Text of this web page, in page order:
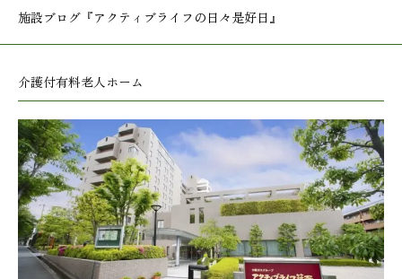
施設ブログ 『アクティブライフの日々是好日』
介護付有料老人ホーム